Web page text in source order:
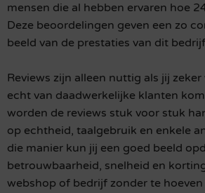
mensen die al hebben ervaren hoe
Deze beoordelingen geven een zo
beeld van de prestaties van dit
Reviews zijn alleen nuttig als jij
echt van daadwerkelijke klanten
worden de reviews stuk voor stuk
op echtheid, taalgebruik en enkele
die manier kun jij een goed beeld
betrouwbaarheid, snelheid en
webshop of bedrijf zonder te